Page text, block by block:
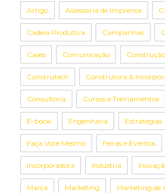
Artigo Assessoria de Imprensa
Cadeia Produtiva Campanhas
Cases Comunicação
Construtech Construtora &
Consultoria Cursos e Treinamentos
E-book Engenharia Estratégias
Faça Você Mesmo Feiras e Eventos
Incorporadora Indústria
Marca Marketing Marketing de